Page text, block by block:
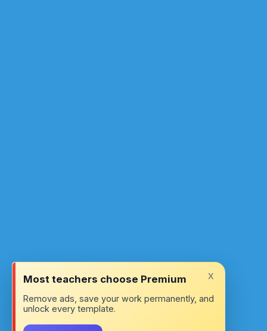
x
Most teachers choose Premium
Remove ads, save your work permanently, and
unlock every template.